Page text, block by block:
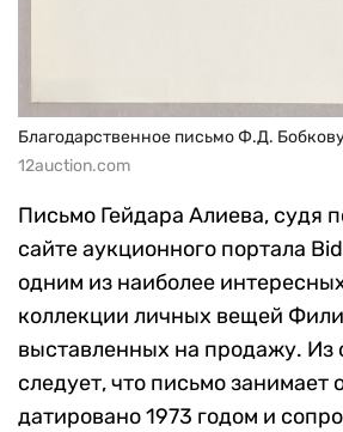
Благодарственное письмо Ф.Д.
12auction.com
Письмо Гейдара Алиева, судя
сайте аукционного портала
одним из наиболее
коллекции личных вещей
выставленных на продажу. Из
следует, что письмо занимает
датировано 1973 годом и